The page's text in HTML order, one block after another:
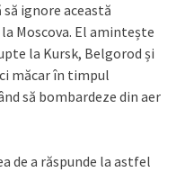
ignore această
Moscova. El amintește
la Kursk, Belgorod și
măcar în timpul
să bombardeze din aer
de a răspunde la astfel